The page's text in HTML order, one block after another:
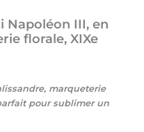
Napoléon III, en
florale, XIXe
marqueterie
pour sublimer un